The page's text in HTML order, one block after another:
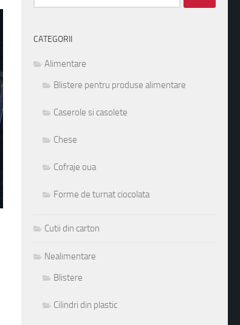
după:
CATEGORII
Alimentare
Blistere pentru produse alimentare
Caserole si casolete
Chese
Cofraje oua
Forme de turnat ciocolata
Cutii din carton
Nealimentare
Blistere
Cilindri din plastic